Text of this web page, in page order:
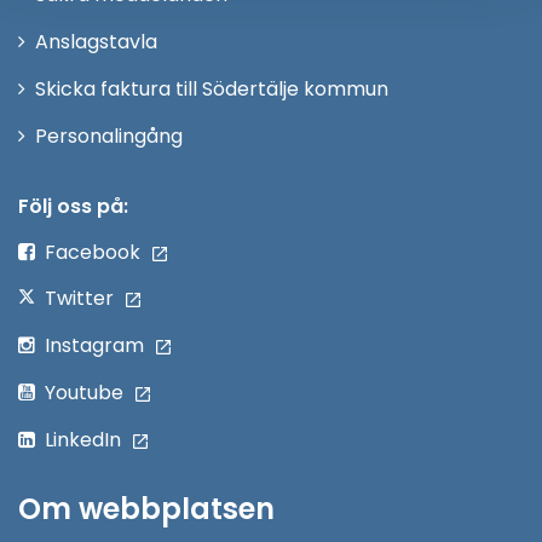
fönster
Anslagstavla
Skicka faktura till Södertälje kommun
PersonalingångÖppna
Följ oss på:
Facebook
Twitter
Instagram
Youtube
LinkedIn
Om webbplatsen